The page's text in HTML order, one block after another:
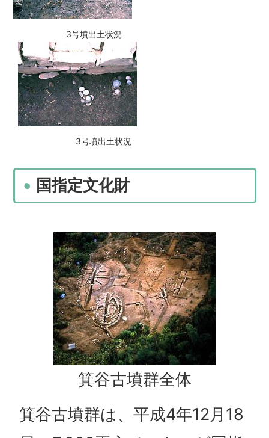
3号墳出土状況
3号墳出土状況
国指定文化財
箕谷古墳群全体
箕谷古墳群は、平成4年12月18